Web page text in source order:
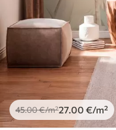
45.00€/m²27.00 €/m²